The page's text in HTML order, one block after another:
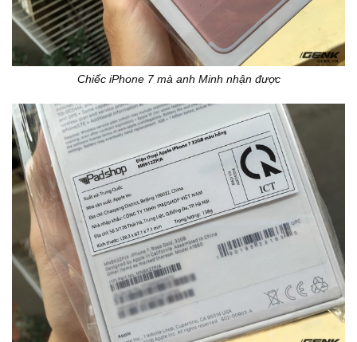
Chiếc iPhone 7 mà anh Minh nhận được